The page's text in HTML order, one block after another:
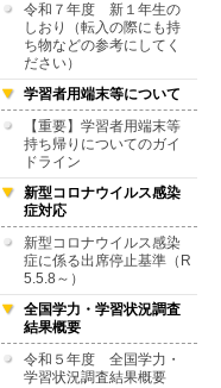
令和７年度 新１年生の
しおり（転入の際にも持
ち物などの参考にしてく
ださい）
学習者用端末等について
【重要】学習者用端末等
持ち帰りについてのガイ
ドライン
新型コロナウイルス感染
症対応
新型コロナウイルス感染
症に係る出席停止基準（R
5.5.8～）
全国学力・学習状況調査
結果概要
令和５年度 全国学力・
学習状況調査結果概要